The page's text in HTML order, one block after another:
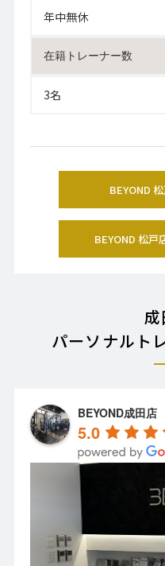
年中無休
在籍トレーナー数
3名
BEYOND
BEYOND 松戸
成
パーソナルト
BEYOND成田店
5.0